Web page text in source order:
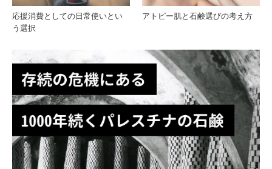
応援消費としての日常使いとい
う選択
アトピー肌と石鹸選びの考え方